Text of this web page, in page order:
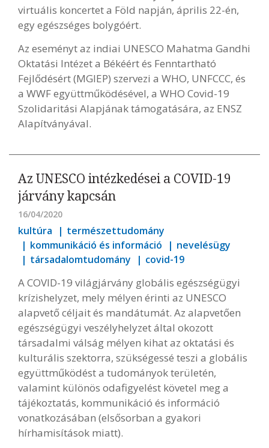
virtuális koncertet a Föld napján, április 22-én,
egy egészséges bolygóért.
Az eseményt az indiai UNESCO Mahatma Gandhi
Oktatási Intézet a Békéért és Fenntartható
Fejlődésért (MGIEP) szervezi a WHO, UNFCCC, és
a WWF együttműködésével, a WHO Covid-19
Szolidaritási Alapjának támogatására, az ENSZ
Alapítványával.
Az UNESCO intézkedései a COVID-19
járvány kapcsán
16/04/2020
kultúra
természettudomány
kommunikáció és információ
nevelésügy
társadalomtudomány
covid-19
A COVID-19 világjárvány globális egészségügyi
krízishelyzet, mely mélyen érinti az UNESCO
alapvető céljait és mandátumát. Az alapvetően
egészségügyi veszélyhelyzet által okozott
társadalmi válság mélyen kihat az oktatási és
kulturális szektorra, szükségessé teszi a globális
együttműködést a tudományok területén,
valamint különös odafigyelést követel meg a
tájékoztatás, kommunikáció és információ
vonatkozásában (elsősorban a gyakori
hírhamisítások miatt).